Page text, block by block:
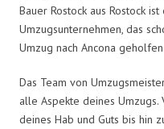
Bauer Rostock aus Rostock
Umzugsunternehmen, das
Umzug nach Ancona
Das Team von
alle Aspekte deines Umzugs.
deines Hab und Guts bis hin